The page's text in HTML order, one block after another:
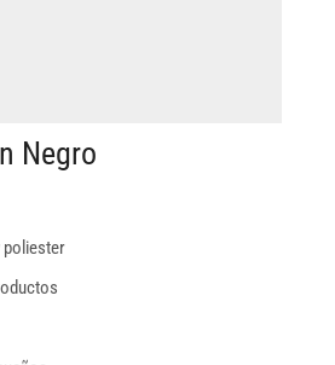
Negro
poliester